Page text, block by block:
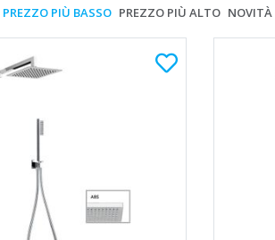
PREZZO PIÙ BASSO PREZZO PIÙ ALTO NOVITÀ